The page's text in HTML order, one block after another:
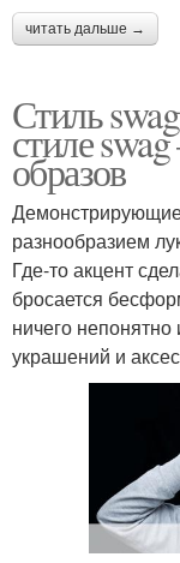
читать дальше →
Стиль
стиле
образов
разнообразием
Где-то акцент
бросается
ничего непонятно
украшений и